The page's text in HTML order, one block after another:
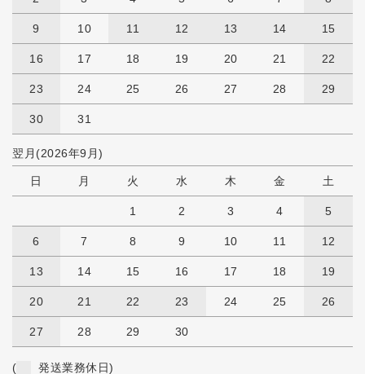
9 10 11 12 13 14 15
16 17 18 19 20 21 22
23 24 25 26 27 28 29
30 31
翌月(2026年9月)
日 月 火 水 木 金 土
1 2 3 4 5
6 7 8 9 10 11 12
13 14 15 16 17 18 19
20 21 22 23 24 25 26
27 28 29 30
( 発送業務休日)